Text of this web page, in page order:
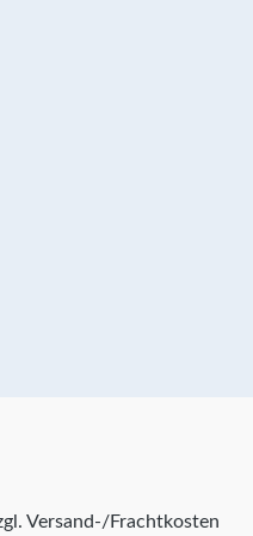
Versand-/Frachtkosten